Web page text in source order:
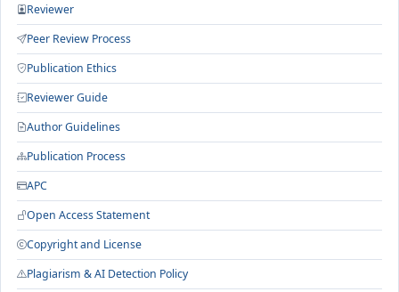
Reviewer
Peer Review Process
Publication Ethics
Reviewer Guide
Author Guidelines
Publication Process
APC
Open Access Statement
Copyright and License
Plagiarism & AI Detection Policy